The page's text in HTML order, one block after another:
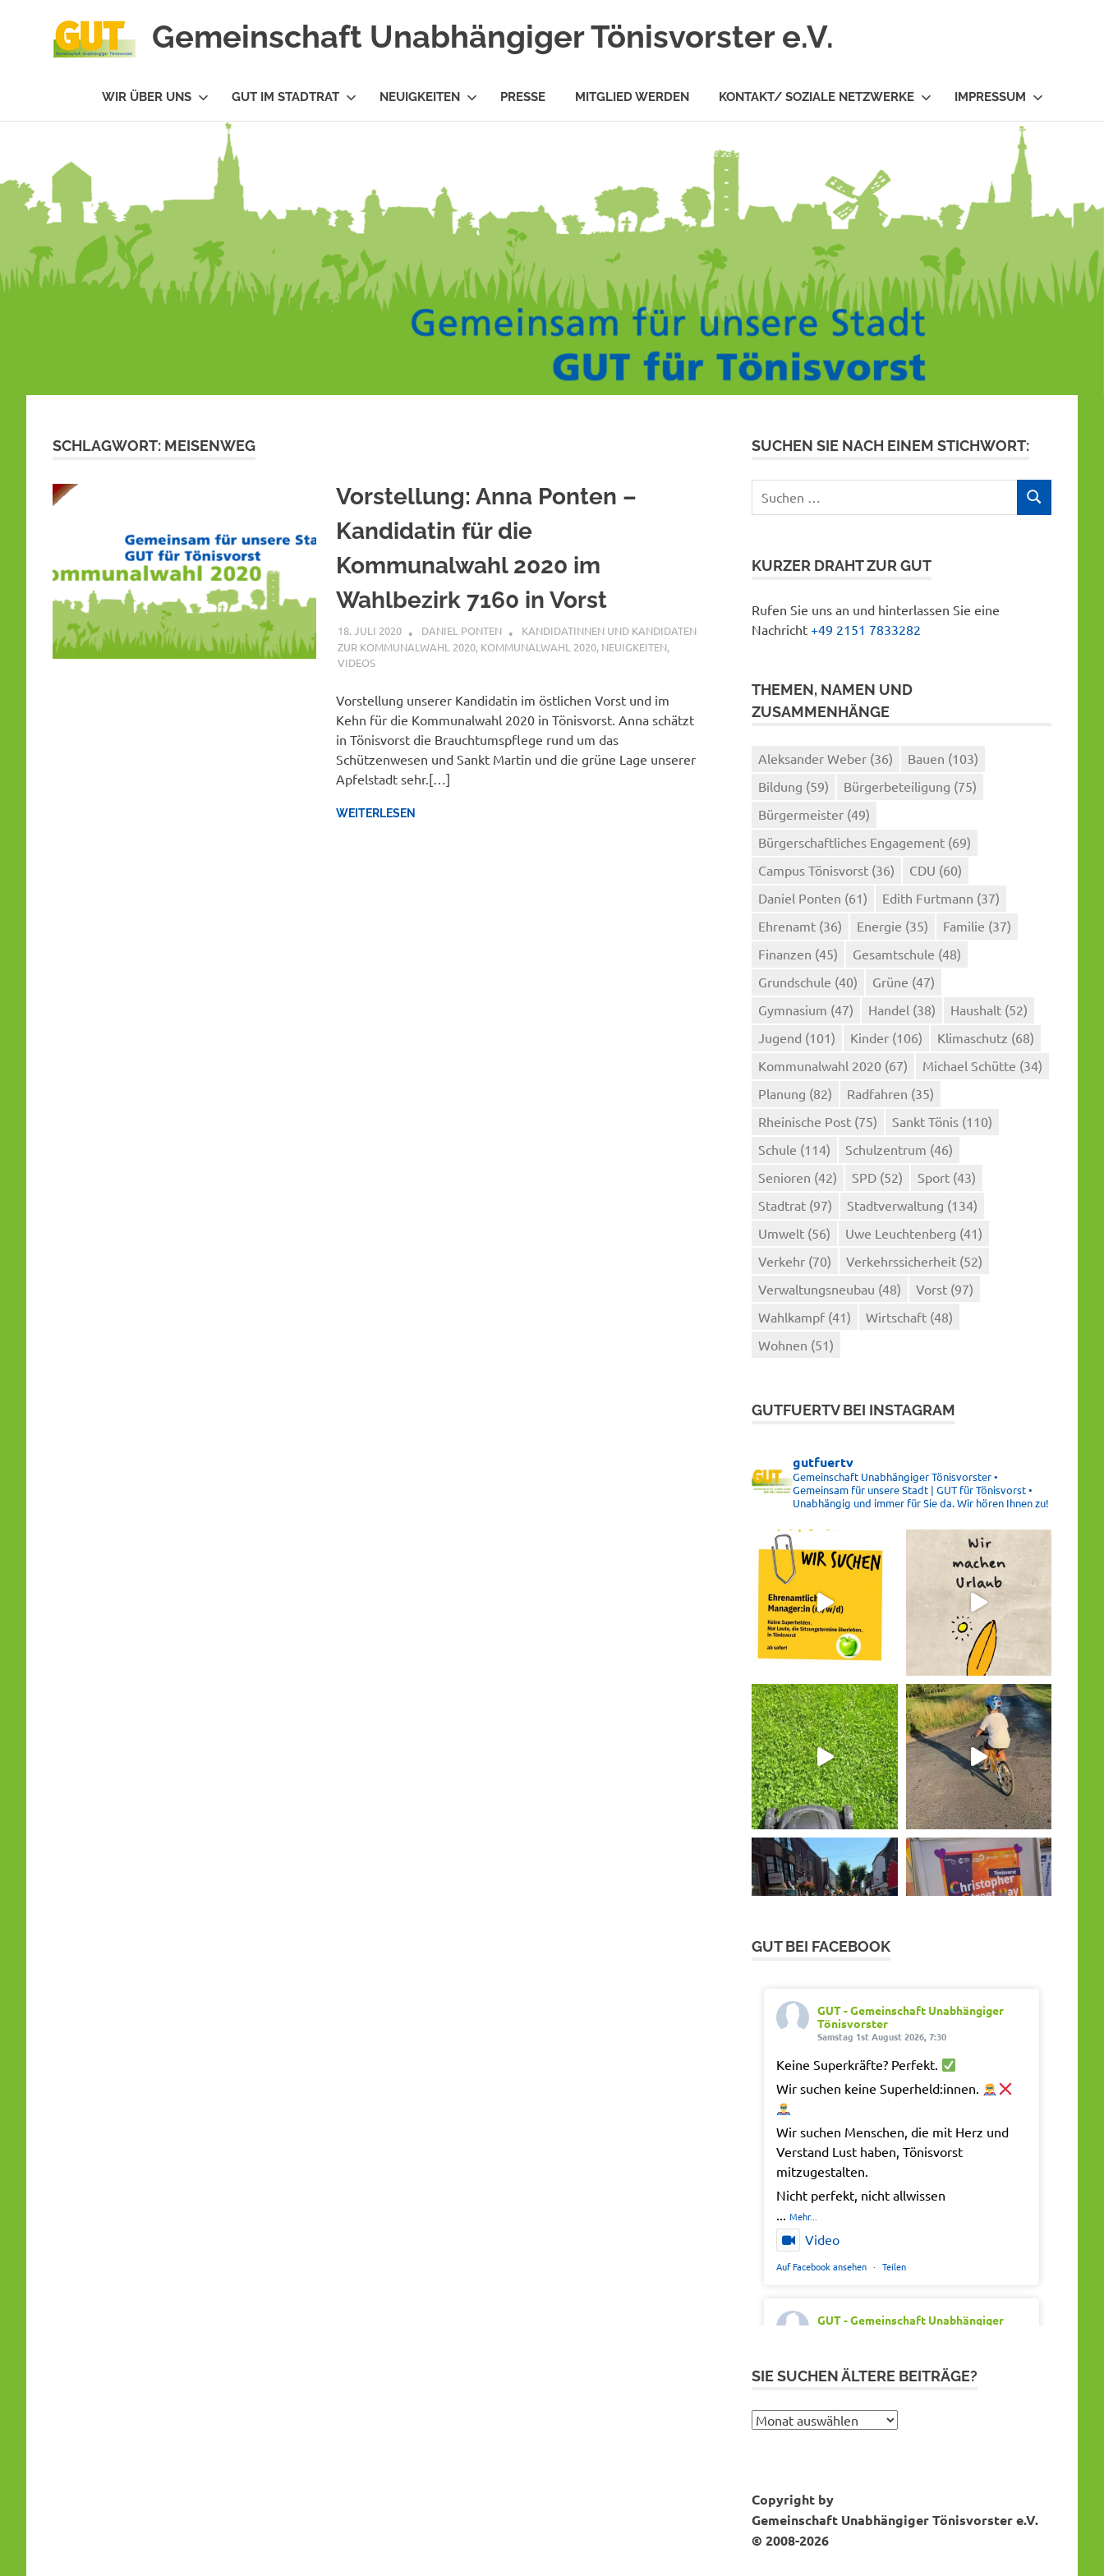
Gemeinschaft Unabhängiger Tönisvorster e.V.
WIR ÜBER UNS GUT IM STADTRAT NEUIGKEITEN PRESSE MITGLIED WERDEN KONTAKT/ SOZIALE NETZWERKE IMPRESSUM
SCHLAGWORT: MEISENWEG
Vorstellung: Anna Ponten –
Kandidatin für die
Kommunalwahl 2020 im
Wahlbezirk 7160 in Vorst
18. JULI 2020 DANIEL PONTEN
KANDIDATINNEN UND KANDIDATEN
ZUR KOMMUNALWAHL 2020, KOMMUNALWAHL 2020, NEUIGKEITEN,
VIDEOS
Vorstellung unserer Kandidatin im östlichen Vorst und im
Kehn für die Kommunalwahl 2020 in Tönisvorst. Anna schätzt
in Tönisvorst die Brauchtumspflege rund um das
Schützenwesen und Sankt Martin und die grüne Lage unserer
Apfelstadt sehr.[…]
WEITERLESEN
SUCHEN SIE NACH EINEM STICHWORT:
nach:
SUCHEN
KURZER DRAHT ZUR GUT
Rufen Sie uns an und hinterlassen Sie eine
Nachricht+49 2151 7833282
THEMEN, NAMEN UND
ZUSAMMENHÄNGE
Aleksander Weber (36) Bauen (103)
Bildung (59) Bürgerbeteiligung (75)
Bürgermeister (49)
Bürgerschaftliches Engagement (69)
Campus Tönisvorst (36) CDU (60)
Daniel Ponten (61) Edith Furtmann (37)
Ehrenamt (36) Energie (35) Familie (37)
Finanzen (45) Gesamtschule (48)
Grundschule (40) Grüne (47)
Gymnasium (47) Handel (38) Haushalt (52)
Jugend (101) Kinder (106) Klimaschutz (68)
Kommunalwahl 2020 (67) Michael Schütte (34)
Planung (82) Radfahren (35)
Rheinische Post (75) Sankt Tönis (110)
Schule (114) Schulzentrum (46)
Senioren (42) SPD (52) Sport (43)
Stadtrat (97) Stadtverwaltung (134)
Umwelt (56) Uwe Leuchtenberg (41)
Verkehr (70) Verkehrssicherheit (52)
Verwaltungsneubau (48) Vorst (97)
Wahlkampf (41) Wirtschaft (48)
Wohnen (51)
GUTFUERTV BEI INSTAGRAM
gutfuertv
Gemeinschaft Unabhängiger Tönisvorster •
Gemeinsam für unsere Stadt | GUT für Tönisvorst •
Unabhängig und immer für Sie da. Wir hören Ihnen zu!
GUT BEI FACEBOOK
GUT - Gemeinschaft Unabhängiger
Tönisvorster
Samstag 1st August 2026, 7:30
Keine Superkräfte? Perfekt.
Wir suchen keine Superheld:innen.
Wir suchen Menschen, die mit Herz und
Verstand Lust haben, Tönisvorst
mitzugestalten.
Nicht perfekt, nicht allwissen
...Mehr...
Video
Auf Facebook ansehen · Teilen
GUT - Gemeinschaft Unabhängiger
Out of office. Out of drama.
gute Erholung.
#gemeinschaftunabhaengigertönisvorster
#tönisvorst
Video
SIE SUCHEN ÄLTERE BEITRÄGE?
Sie
Copyright by
Gemeinschaft Unabhängiger Tönisvorster e.V.
© 2008-2026